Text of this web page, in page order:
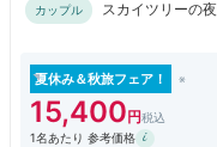
カップル スカイツリーの
夏休み＆秋旅フェア！
15,400
1名あたり 参考価格